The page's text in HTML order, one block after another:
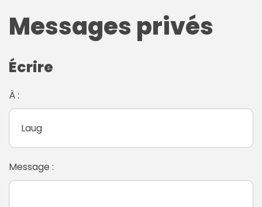
Messages privés
Écrire
À :
Message :